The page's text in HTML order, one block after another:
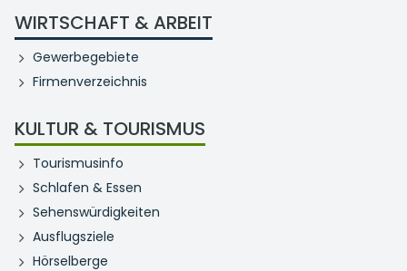
WIRTSCHAFT & ARBEIT
Gewerbegebiete
Firmenverzeichnis
KULTUR & TOURISMUS
Tourismusinfo
Schlafen & Essen
Sehenswürdigkeiten
Ausflugsziele
Hörselberge